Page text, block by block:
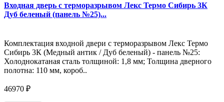
Входная дверь с терморазрывом Лекс Термо Сибирь 3К
Дуб беленый (панель №25)...
Комплектация входной двери с терморазрывом Лекс Термо
Сибирь 3К (Медный антик / Дуб беленый) - панель №25:
Холоднокатаная сталь толщиной: 1,8 мм; Толщина дверного
полотна: 110 мм, короб..
46970 ₽